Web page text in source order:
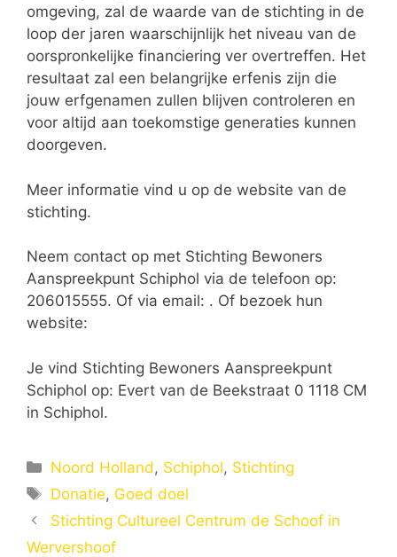
omgeving, zal de waarde van de stichting in de
loop der jaren waarschijnlijk het niveau van de
oorspronkelijke financiering ver overtreffen. Het
resultaat zal een belangrijke erfenis zijn die
jouw erfgenamen zullen blijven controleren en
voor altijd aan toekomstige generaties kunnen
doorgeven.
Meer informatie vind u op de website van de
stichting.
Neem contact op met Stichting Bewoners
Aanspreekpunt Schiphol via de telefoon op:
206015555. Of via email: . Of bezoek hun
website:
Je vind Stichting Bewoners Aanspreekpunt
Schiphol op: Evert van de Beekstraat 0 1118 CM
in Schiphol.
Categorieën
Noord Holland , Schiphol, Stichting
Tags
Donatie, Goed doel
Stichting Cultureel Centrum de Schoof in
Wervershoof